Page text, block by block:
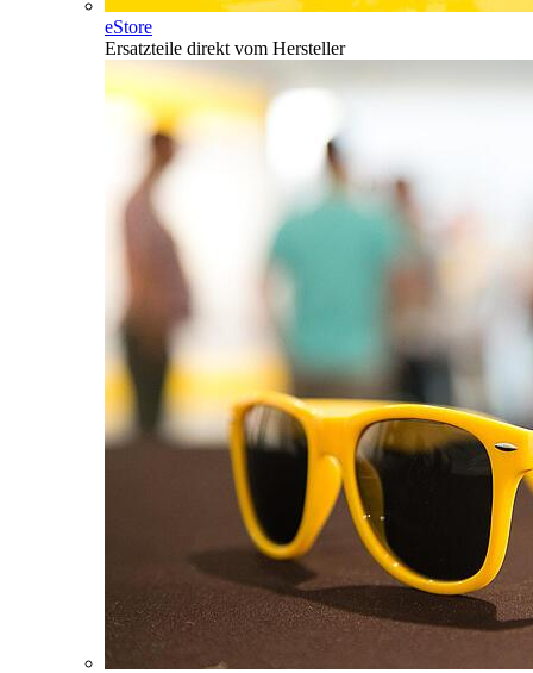
eStore
Ersatzteile direkt vom Hersteller